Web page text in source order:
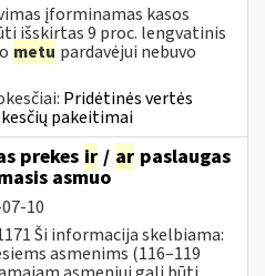
įforminamas kasos
išskirtas 9 proc. lengvatinis
metu pardavėjui nebuvo
Pridėtinės vertės
pakeitimai
prekes ir / ar paslaugas
asmuo
10
Ši informacija skelbiama:
asmenims (116–119